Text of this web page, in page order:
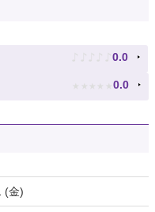
♪ ♪ ♪ ♪ ♪ 0.0
★ ★ ★ ★ ★ 0.0
(金)